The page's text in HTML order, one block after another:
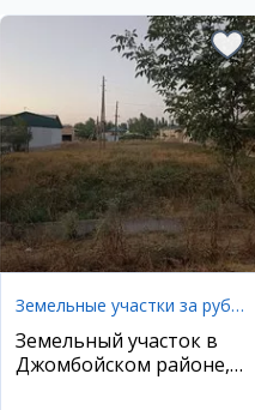
Земельные участки за рубежом
Земельный участок в
Джомбойском районе,